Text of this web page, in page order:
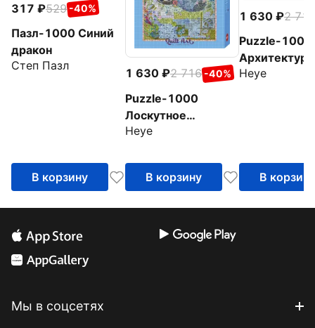
317 529 -40%
Пазл-1000 Синий
дракон
Степ Пазл
В корзину
1 630 2 716 -40%
Puzzle-1000
Лоскутное
искусство.
Heye
В корзину
1 630
2 716
Puzzle-1000
фантазия.
Heye
В корзину
Мы в соцсетях